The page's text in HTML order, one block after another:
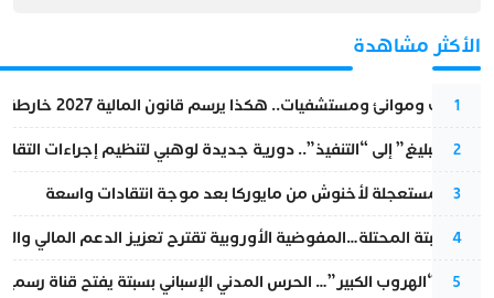
الأكثر مشاهدة
1
قطارات وموانئ ومستشفيات.. هكذا يرسم قانون المالية 2027 خارطة المغرب المقبل
2
من “التبليغ” إلى “التنفيذ”.. دورية جديدة لوهبي لتنظيم إجراءات
3
عودة مستعجلة لأخنوش من مايوركا بعد موجة انتقادات واسعة
4
أزمة سبتة المحتلة…المفوضية الأوروبية تقترح تعزيز الدعم المالي
5
عملية “الهروب الكبير”… الحرس المدني الإسباني بسبتة يفتح قناة